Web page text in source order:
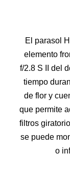
El parasol
elemento
f/2.8 S II del
tiempo
de flor y
que permite
filtros
se puede
o